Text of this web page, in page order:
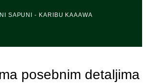
SAPUNI - KARIBU KAAAWA
posebnim detaljima